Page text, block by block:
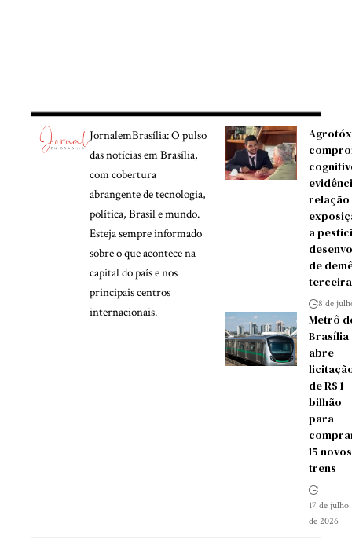
JornalemBrasília: O pulso
das notícias em Brasília,
com cobertura
abrangente de tecnologia,
política, Brasil e mundo.
Esteja sempre informado
sobre o que acontece na
capital do país e nos
principais centros
internacionais.
a
de
8 de
Metrô
Brasília
abre
de R$ 1
bilhão
para
15 novos
trens
17 de julho
de 2026